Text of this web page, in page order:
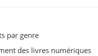
par genre
des livres numériques